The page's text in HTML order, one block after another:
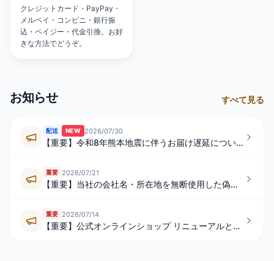
クレジットカード・PayPay・
メルペイ・コンビニ・銀行振
込・ペイジー・代金引換。お好
きな方法でどうぞ。
お知らせ すべて見る
配送 NEW 2026/07/30
【重要】令和8年熊本地震に伴うお届け遅延について
重要 2026/07/21
【重要】当社の会社名・所在地を無断使用した偽サイトにご注意ください
重要 2026/07/14
【重要】公式オンラインショップ リニューアルと決済方法についてのご案内